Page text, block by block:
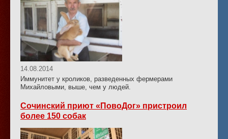
14.08.2014
Иммунитет у кроликов, разведенных фермерами
Михайловыми, выше, чем у людей.
Сочинский приют «ПовоДог» пристроил
более 150 собак